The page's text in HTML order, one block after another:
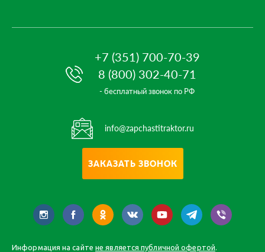
+7 (351) 700-70-39
8 (800) 302-40-71
- бесплатный звонок по РФ
info@zapchastitraktor.ru
ЗАКАЗАТЬ ЗВОНОК
Информация на сайте не является публичной офертой.